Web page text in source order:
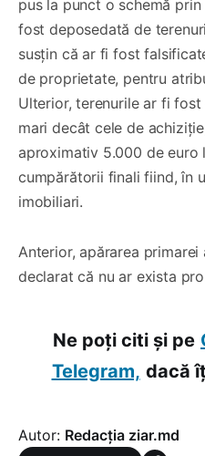
pus la punct o schemă
fost deposedată de
susțin că ar fi fost
de proprietate, pentru
Ulterior, terenurile ar fi
mari decât cele de
aproximativ 5.000 de euro
cumpărătorii finali fiind, în
imobiliari.
Anterior, apărarea
declarat că nu ar exista
Ne poți citi și pe
Telegram, dacă
Autor: Redacția ziar.md